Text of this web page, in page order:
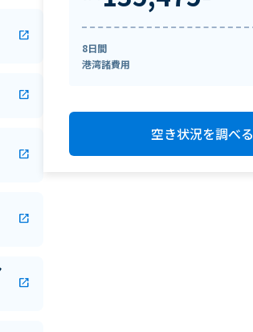
open_in_new
open_in_new
open_in_new
open_in_new
open_in_new
8日間
港湾諸費用
空き状況を調べる